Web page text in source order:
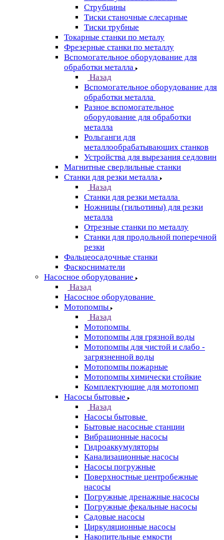
Струбцины
Тиски станочные слесарные
Тиски трубные
Токарные станки по металу
Фрезерные станки по металлу
Вспомогательное оборудование для
обработки металла
Назад
Вспомогательное оборудование для
обработки металла
Разное вспомогательное
оборудование для обработки
металла
Рольганги для
металлообрабатывающих станков
Устройства для вырезания седловин
Магнитные сверлильные станки
Станки для резки металла
Назад
Станки для резки металла
Ножницы (гильотины) для резки
металла
Отрезные станки по металлу
Станки для продольной поперечной
резки
Фальцеосадочные станки
Фаскосниматели
Насосное оборудование
Назад
Насосное оборудование
Мотопомпы
Назад
Мотопомпы
Мотопомпы для грязной воды
Мотопомпы для чистой и слабо -
загрязненной воды
Мотопомпы пожарные
Мотопомпы химически стойкие
Комплектующие для мотопомп
Насосы бытовые
Назад
Насосы бытовые
Бытовые насосные станции
Вибрационные насосы
Гидроаккумуляторы
Канализационные насосы
Насосы погружные
Поверхностные центробежные
насосы
Погружные дренажные насосы
Погружные фекальные насосы
Садовые насосы
Циркуляционные насосы
Накопительные емкости